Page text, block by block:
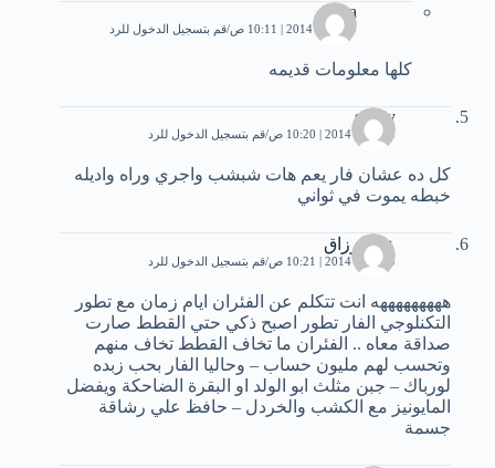
Niga
10 يناير، 2014 | 10:11 ص قم بتسجيل الدخول للرد
کلها معلومات قدیمه
shady
10 يناير، 2014 | 10:20 ص قم بتسجيل الدخول للرد
كل ده عشان فار يعم هات شبشب واجري وراه واديله
خبطه يموت في ثواني
عبدالرزاق
10 يناير، 2014 | 10:21 ص قم بتسجيل الدخول للرد
هههههههههه انت تتكلم عن الفئران ايام زمان مع تطور
التكنلوجي الفار تطور اصبح ذكي حتي القطط صارت
صداقة معاه .. الفئران ما تخاف القطط تخاف منهم
وتحسب لهم مليون حساب – وحاليا الفار بحب زبده
لورباك – جبن مثلث ابو الولد او البقرة الضاحكة ويفضل
المايونيز مع الكشب والخردل – حافظ علي رشاقة
جسمة